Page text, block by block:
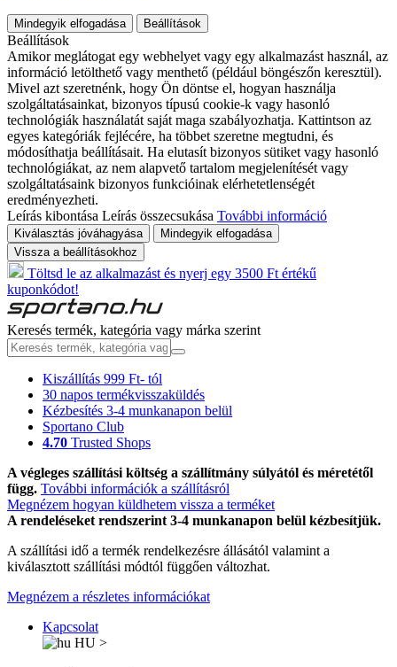
Mindegyik elfogadása Beállítások
Beállítások
Amikor meglátogat egy webhelyet vagy egy alkalmazást használ, az
információ letölthető vagy menthető (például böngészőn keresztül).
Mivel azt szeretnénk, hogy Ön döntse el, hogyan használja
szolgáltatásainkat, bizonyos típusú cookie-k vagy hasonló
technológiák használatát saját maga szabályozhatja. Kattintson az
egyes kategóriák fejlécére, ha többet szeretne megtudni, és
módosíthatja beállításait. Ha elutasít bizonyos sütiket vagy hasonló
technológiákat, az nem alapvető tartalom megjelenítését vagy
szolgáltatásaink bizonyos funkcióinak elérhetetlenségét
eredményezheti.
Leírás kibontása Leírás összecsukása További információ
Kiválasztás jóváhagyása
Mindegyik elfogadása
Vissza a beállításokhoz
Töltsd le az alkalmazást és nyerj egy 3500 Ft értékű
kuponkódot!
Keresés termék, kategória vagy márka szerint
Kiszállítás 999 Ft- tól
30 napos termékvisszaküldés
Kézbesítés 3-4 munkanapon belül
Sportano Club
4.70 Trusted Shops
A végleges szállítási költség a szállítmány súlyától és méretétől
függ. További információk a szállításról
Megnézem hogyan küldhetem vissza a terméket
A rendeléseket rendszerint 3-4 munkanapon belül kézbesítjük.
A szállítási idő a termék rendelkezésre állásától valamint a
kiválasztott szállítási módtól függően változhat.
Megnézem a részletes információkat
Kapcsolat
HU >